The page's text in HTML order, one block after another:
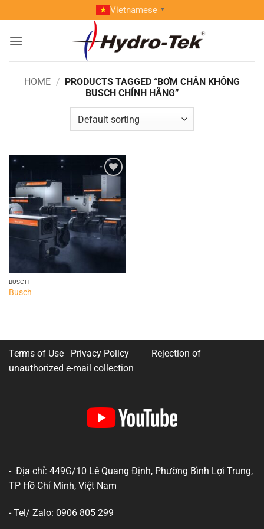
to
content
Vietnamese ▼
HOME / PRODUCTS TAGGED “BƠM CHÂN KHÔNG
BUSCH CHÍNH HÃNG”
Add to
wishlist
BUSCH
Busch
Terms of Use Privacy Policy
Rejection of
unauthorized e-mail collection
- Địa chỉ: 449G/10 Lê Quang Định, Phường Bình Lợi Trung,
TP Hồ Chí Minh, Việt Nam
- Tel/ Zalo: 0906 805 299